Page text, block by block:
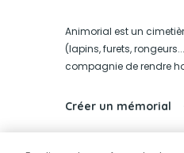
Animorial est un
(lapins, furets,
compagnie de rendre
Créer un mémorial